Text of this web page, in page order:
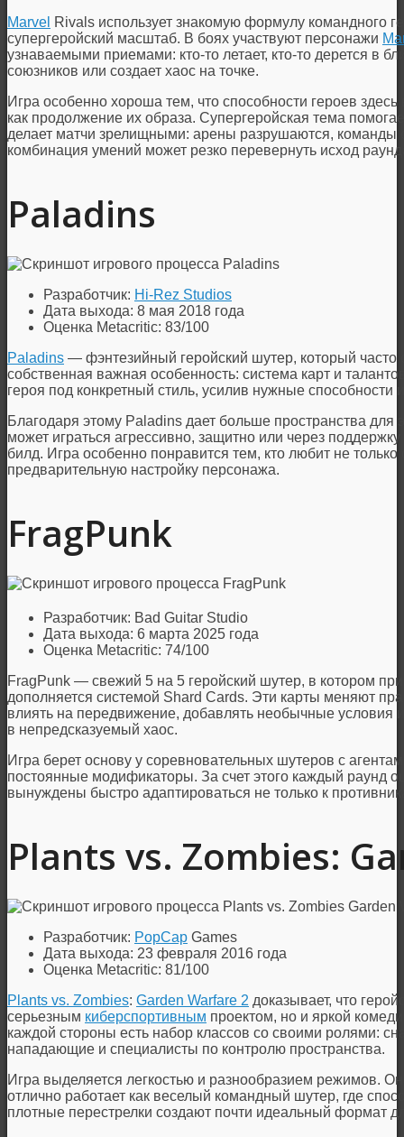
Marvel Rivals использует знакомую формулу командного
супергеройский масштаб. В боях участвуют персонажи
узнаваемыми приемами: кто-то летает, кто-то дерется в
союзников или создает хаос на точке.
Игра особенно хороша тем, что способности героев
как продолжение их образа. Супергеройская тема
делает матчи зрелищными: арены разрушаются, команды
комбинация умений может резко перевернуть исход
Paladins
Разработчик: Hi-Rez Studios
Дата выхода: 8 мая 2018 года
Оценка Metacritic: 83/100
Paladins — фэнтезийный геройский шутер, который часто
собственная важная особенность: система карт и
героя под конкретный стиль, усилив нужные
Благодаря этому Paladins дает больше пространства
может играться агрессивно, защитно или через
билд. Игра особенно понравится тем, кто любит не только
предварительную настройку персонажа.
FragPunk
Разработчик: Bad Guitar Studio
Дата выхода: 6 марта 2025 года
Оценка Metacritic: 74/100
FragPunk — свежий 5 на 5 геройский шутер, в котором
дополняется системой Shard Cards. Эти карты меняют
влиять на передвижение, добавлять необычные условия
в непредсказуемый хаос.
Игра берет основу у соревновательных шутеров с
постоянные модификаторы. За счет этого каждый раунд
вынуждены быстро адаптироваться не только к
Plants vs. Zombies:
Разработчик: PopCap Games
Дата выхода: 23 февраля 2016 года
Оценка Metacritic: 81/100
Plants vs. Zombies: Garden Warfare 2 доказывает, что
серьезным киберспортивным проектом, но и яркой
каждой стороны есть набор классов со своими ролями:
нападающие и специалисты по контролю пространства.
Игра выделяется легкостью и разнообразием режимов.
отлично работает как веселый командный шутер, где
плотные перестрелки создают почти идеальный формат